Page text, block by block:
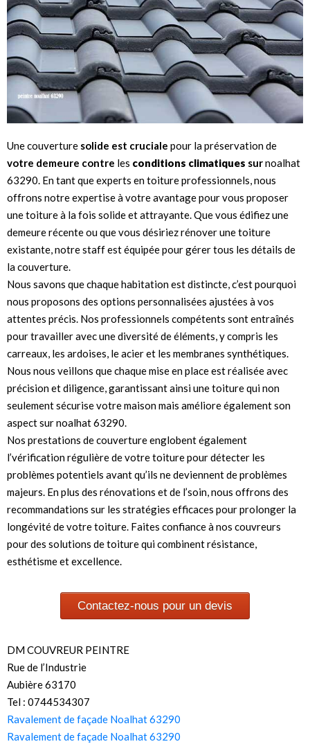
Une couverture solide est cruciale pour la préservation de
votre demeure contre les conditions climatiques surnoalhat
63290. En tant que experts en toiture professionnels, nous
offrons notre expertise à votre avantage pour vous proposer
une toiture à la fois solide et attrayante. Que vous édifiez une
demeure récente ou que vous désiriez rénover une toiture
existante, notre staff est équipée pour gérer tous les détails de
la couverture.
Nous savons que chaque habitation est distincte, c’est pourquoi
nous proposons des options personnalisées ajustées à vos
attentes précis. Nos professionnels compétents sont entraînés
pour travailler avec une diversité de éléments, y compris les
carreaux, les ardoises, le acier et les membranes synthétiques.
Nous nous veillons que chaque mise en place est réalisée avec
précision et diligence, garantissant ainsi une toiture qui non
seulement sécurise votre maison mais améliore également son
aspect sur noalhat 63290.
Nos prestations de couverture englobent également
l’vérification régulière de votre toiture pour détecter les
problèmes potentiels avant qu’ils ne deviennent de problèmes
majeurs. En plus des rénovations et de l’soin, nous offrons des
recommandations sur les stratégies efficaces pour prolonger la
longévité de votre toiture. Faites confiance à nos couvreurs
pour des solutions de toiture qui combinent résistance,
esthétisme et excellence.
Contactez-nous pour un devis
DM COUVREUR PEINTRE
Rue de l’Industrie
Aubière 63170
Tel : 0744534307
Ravalement de façade Noalhat 63290
Ravalement de façade Noalhat 63290